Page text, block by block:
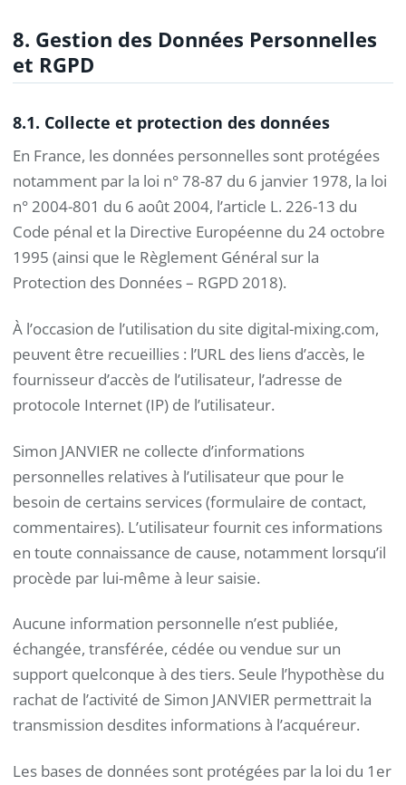
8. Gestion des Données Personnelles
et RGPD
8.1. Collecte et protection des données
En France, les données personnelles sont protégées
notamment par la loi n° 78-87 du 6 janvier 1978, la loi
n° 2004-801 du 6 août 2004, l’article L. 226-13 du
Code pénal et la Directive Européenne du 24 octobre
1995 (ainsi que le Règlement Général sur la
Protection des Données – RGPD 2018).
À l’occasion de l’utilisation du site digital-mixing.com,
peuvent être recueillies : l’URL des liens d’accès, le
fournisseur d’accès de l’utilisateur, l’adresse de
protocole Internet (IP) de l’utilisateur.
Simon JANVIER ne collecte d’informations
personnelles relatives à l’utilisateur que pour le
besoin de certains services (formulaire de contact,
commentaires). L’utilisateur fournit ces informations
en toute connaissance de cause, notamment lorsqu’il
procède par lui-même à leur saisie.
Aucune information personnelle n’est publiée,
échangée, transférée, cédée ou vendue sur un
support quelconque à des tiers. Seule l’hypothèse du
rachat de l’activité de Simon JANVIER permettrait la
transmission desdites informations à l’acquéreur.
Les bases de données sont protégées par la loi du 1er